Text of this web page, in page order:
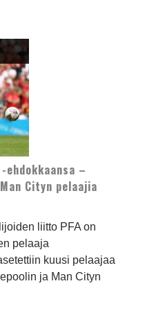
ehdokkaansa –
Cityn pelaajia
liitto PFA on
pelaaja
kuusi pelaajaa
ja Man Cityn